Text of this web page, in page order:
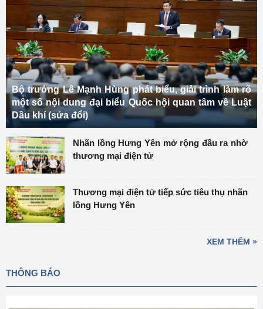
Bộ trưởng Lê Mạnh Hùng phát biểu, giải trình làm rõ
một số nội dung đại biểu Quốc hội quan tâm về Luật
Dầu khí (sửa đổi)
Nhãn lồng Hưng Yên mở rộng đầu ra nhờ
thương mại điện tử
Thương mại điện tử tiếp sức tiêu thụ nhãn
lồng Hưng Yên
XEM THÊM »
THÔNG BÁO